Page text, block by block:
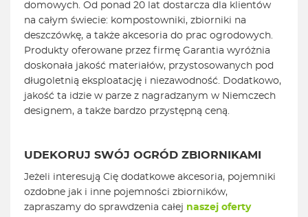
domowych. Od ponad 20 lat dostarcza dla klientów
na całym świecie: kompostowniki, zbiorniki na
deszczówkę, a także akcesoria do prac ogrodowych.
Produkty oferowane przez firmę Garantia wyróżnia
doskonała jakość materiałów, przystosowanych pod
długoletnią eksploatację i niezawodność. Dodatkowo,
jakość ta idzie w parze z nagradzanym w Niemczech
designem, a także bardzo przystępną ceną.
UDEKORUJ SWÓJ OGRÓD ZBIORNIKAMI
Jeżeli interesują Cię dodatkowe akcesoria, pojemniki
ozdobne jak i inne pojemności zbiorników,
zapraszamy do sprawdzenia całej naszej oferty